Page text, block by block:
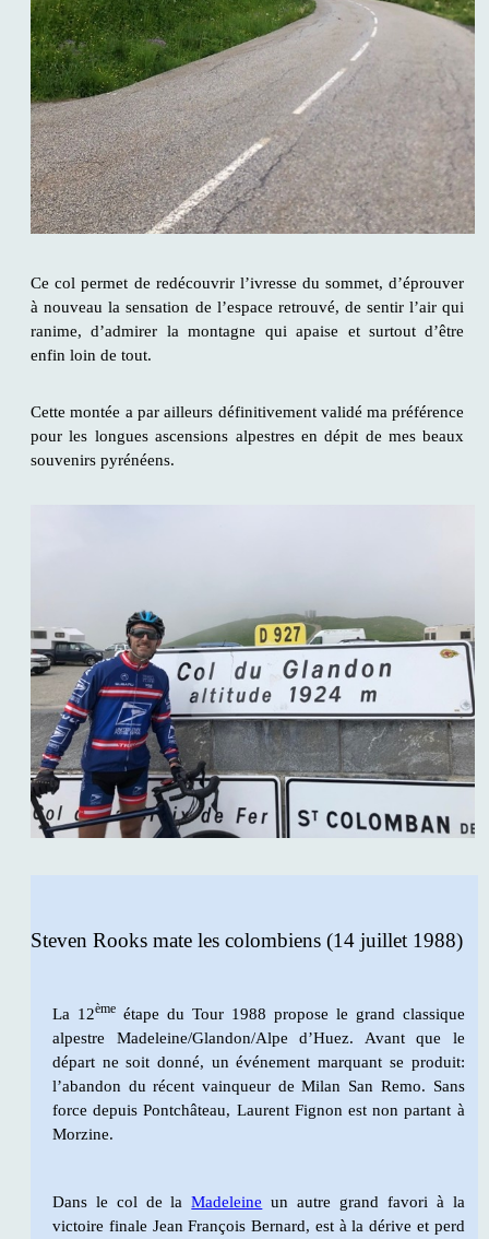
Ce col permet de redécouvrir l’ivresse du sommet, d’éprouver
à nouveau la sensation de l’espace retrouvé, de sentir l’air qui
ranime, d’admirer la montagne qui apaise et surtout d’être
enfin loin de tout.
Cette montée a par ailleurs définitivement validé ma préférence
pour les longues ascensions alpestres en dépit de mes beaux
souvenirs pyrénéens.
Steven Rooks mate les colombiens (14 juillet 1988)
La 12èmeétape du Tour 1988 propose le grand classique
alpestre Madeleine/Glandon/Alpe d’Huez. Avant que le
départ ne soit donné, un événement marquant se produit:
l’abandon du récent vainqueur de Milan San Remo. Sans
force depuis Pontchâteau, Laurent Fignon est non partant à
Morzine.
Dans le col de laMadeleine un autre grand favori à la
victoire finale Jean François Bernard, est à la dérive et perd